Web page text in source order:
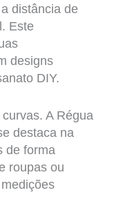
distância de
Este
designs
DIY.
A Régua
destaca na
de forma
roupas ou